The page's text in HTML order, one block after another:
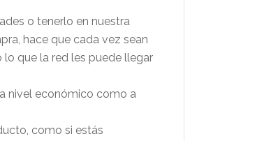
o tenerlo en nuestra
hace que cada vez sean
que la red les puede llegar
nivel económico como a
como si estás